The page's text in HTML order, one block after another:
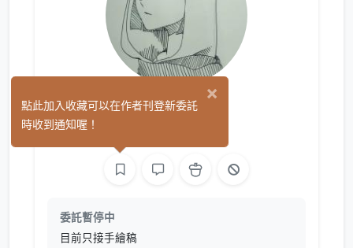
伊珞 (0)
委託暫停中
目前只接手繪稿
×
點此加入收藏可以在作者刊登新委託
時收到通知喔！